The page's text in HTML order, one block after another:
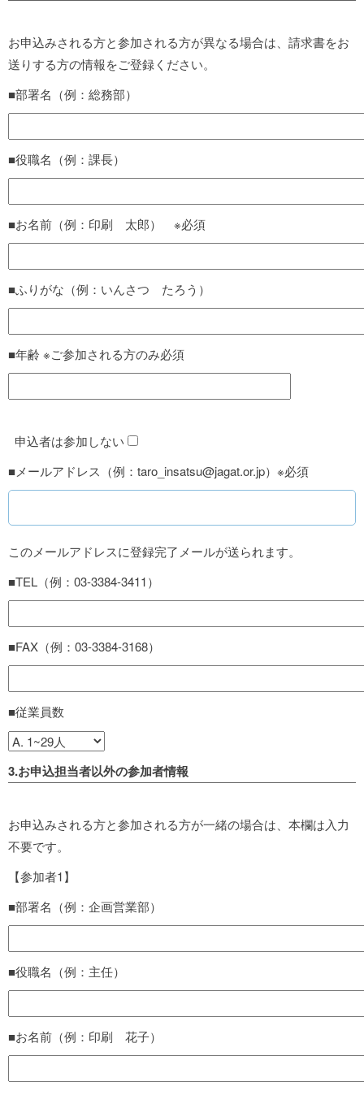
お申込みされる方と参加される方が異なる場合は、請求書をお
送りする方の情報をご登録ください。
■部署名（例：総務部）
■役職名（例：課長）
■お名前（例：印刷 太郎） ※必須
■ふりがな（例：いんさつ たろう）
■年齢 ※ご参加される方のみ必須
申込者は参加しない
■メールアドレス（例：taro_insatsu@jagat.or.jp）※必須
このメールアドレスに登録完了メールが送られます。
■TEL（例：03-3384-3411）
■FAX（例：03-3384-3168）
■従業員数
3.お申込担当者以外の参加者情報
お申込みされる方と参加される方が一緒の場合は、本欄は入力
不要です。
【参加者1】
■部署名（例：企画営業部）
■役職名（例：主任）
■お名前（例：印刷 花子）